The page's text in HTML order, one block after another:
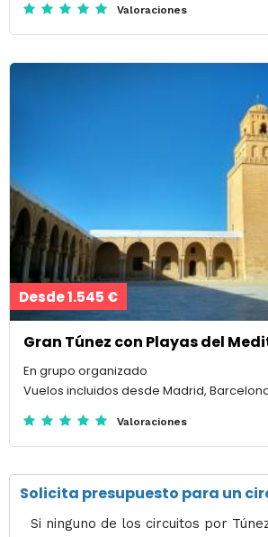
Valoraciones
Desde 1.545 €
Gran Túnez con Playas del
En grupo organizado
Vuelos incluidos desde Madrid,
Valoraciones
Solicita presupuesto para un
Si ninguno de los circuitos por